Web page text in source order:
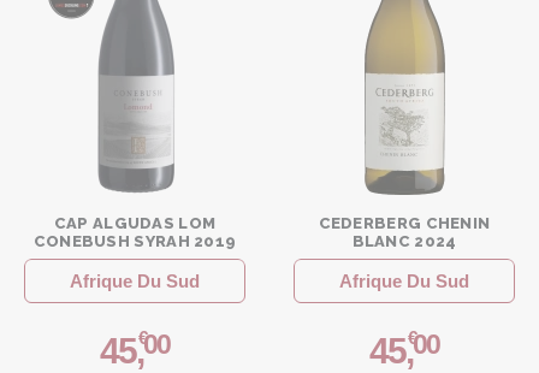
CAP ALGUDAS LOM
CONEBUSH SYRAH 2019
Afrique Du Sud
45
,€00
CEDERBERG CHENIN
BLANC 2024
Afrique Du Sud
45
,€00